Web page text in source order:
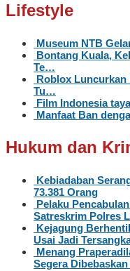
Lifestyle
Museum NTB
Bontang Kuala,
Te…
Roblox Luncurkan
Tu…
Film Indonesia
Manfaat Ban
Hukum dan
Kebiadaban
73.381 Orang
Pelaku
Satreskrim Polres
Kejagung
Usai Jadi
Menang
Segera